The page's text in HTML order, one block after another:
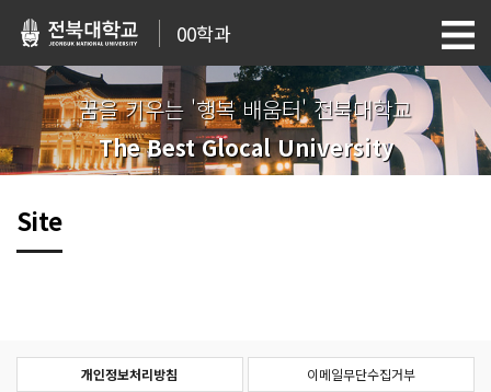
00학과
꿈을 키우는 '행복 배움터' 전북대학교
The Best Glocal University
Site
개인정보처리방침 이메일무단수집거부